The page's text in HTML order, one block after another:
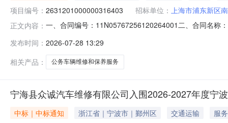
项目编号： 2631201000000316403 招标单位： 上海市浦东新区
正文内容： 一、合同编号：11N05767256120264001二、合同名称
方）：上海冠铭汽车维修服务有限公司法定代表人：乔
发布时间： 2026-07-28 13:29
相关产品：
公务车辆维修和保养服务
宁海县众诚汽车维修有限公司入围2026-2027年度宁
中标｜中标通知 浙江省｜宁波市｜鄞州区 交通运输
服务